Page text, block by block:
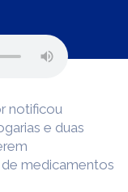
notificou
e duas
medicamentos